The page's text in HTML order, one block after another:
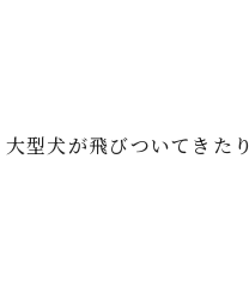
型犬が飛びついてきたり